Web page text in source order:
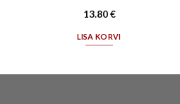
13.80€
LISA KORVI